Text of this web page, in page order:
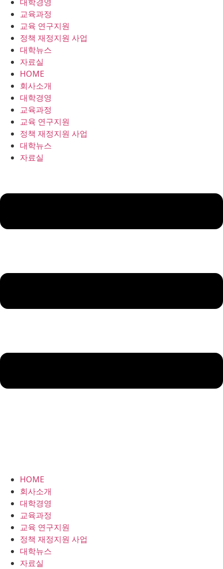
교육과정
교육 연구지원
정책 재정지원 사업
대학뉴스
자료실
HOME
회사소개
대학경영
교육과정
교육 연구지원
정책 재정지원 사업
대학뉴스
자료실
HOME
회사소개
대학경영
교육과정
교육 연구지원
정책 재정지원 사업
대학뉴스
자료실